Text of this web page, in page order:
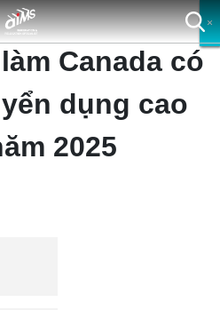
Canada có
dụng cao
2025
×
×
×
×